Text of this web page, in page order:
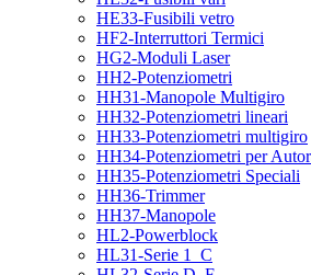
HE33-Fusibili vetro
HF2-Interruttori Termici
HG2-Moduli Laser
HH2-Potenziometri
HH31-Manopole Multigiro
HH32-Potenziometri lineari
HH33-Potenziometri multigiro
HH34-Potenziometri per
HH35-Potenziometri Speciali
HH36-Trimmer
HH37-Manopole
HL2-Powerblock
HL31-Serie 1_C